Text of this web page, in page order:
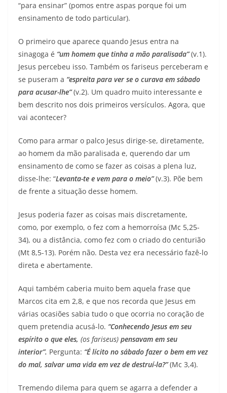
“para ensinar” (pomos entre aspas porque foi um
ensinamento de todo particular).
O primeiro que aparece quando Jesus entra na
sinagoga é “um homem que tinha a mão paralisada”(v.1).
Jesus percebeu isso. Também os fariseus perceberam e
se puseram a “espreita para ver se o curava em sábado
para acusar-lhe”(v.2). Um quadro muito interessante e
bem descrito nos dois primeiros versículos. Agora, que
vai acontecer?
Como para armar o palco Jesus dirige-se, diretamente,
ao homem da mão paralisada e, querendo dar um
ensinamento de como se fazer as coisas a plena luz,
disse-lhe: “Levanta-te e vem para o meio”(v.3). Põe bem
de frente a situação desse homem.
Jesus poderia fazer as coisas mais discretamente,
como, por exemplo, o fez com a hemorroísa (Mc 5,25-
34), ou a distância, como fez com o criado do centurião
(Mt 8,5-13). Porém não. Desta vez era necessário fazê-lo
direta e abertamente.
Aqui também caberia muito bem aquela frase que
Marcos cita em 2,8, e que nos recorda que Jesus em
várias ocasiões sabia tudo o que ocorria no coração de
quem pretendia acusá-lo. “Conhecendo Jesus em seu
espírito o que eles, (os fariseus) pensavam em seu
interior”. Pergunta: “É lícito no sábado fazer o bem em vez
do mal, salvar uma vida em vez de destruí-la?”(Mc 3,4).
Tremendo dilema para quem se agarra a defender a